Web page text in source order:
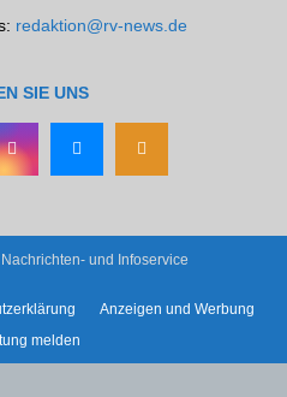
redaktion@rv-news.de
SIE UNS
und Infoservice
Anzeigen und Werbung
melden